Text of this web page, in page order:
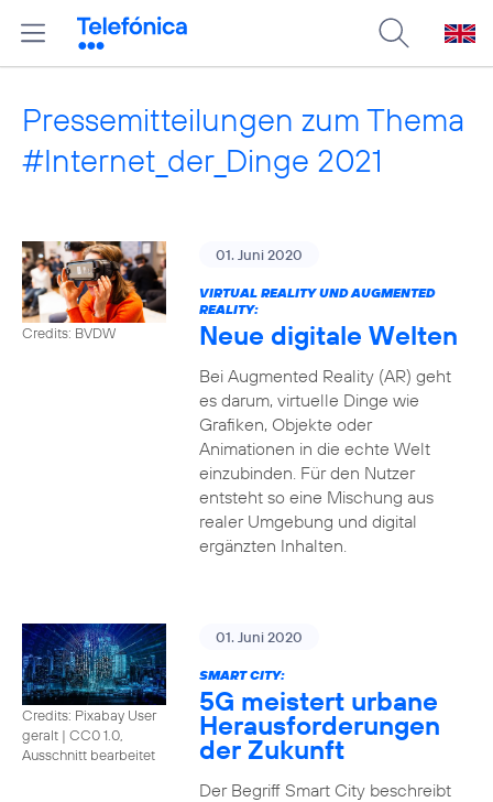
Pressemitteilungen zum Thema
#Internet_der_Dinge 2021
Credits: BVDW
01. Juni 2020
VIRTUAL REALITY UND AUGMENTED
REALITY:
Neue digitale Welten
Bei Augmented Reality (AR) geht
es darum, virtuelle Dinge wie
Grafiken, Objekte oder
Animationen in die echte Welt
einzubinden. Für den Nutzer
entsteht so eine Mischung aus
realer Umgebung und digital
ergänzten Inhalten.
Credits: Pixabay User
geralt | CC0 1.0,
Ausschnitt bearbeitet
01. Juni 2020
SMART CITY:
5G meistert urbane
Herausforderungen
der Zukunft
Der Begriff Smart City beschreibt